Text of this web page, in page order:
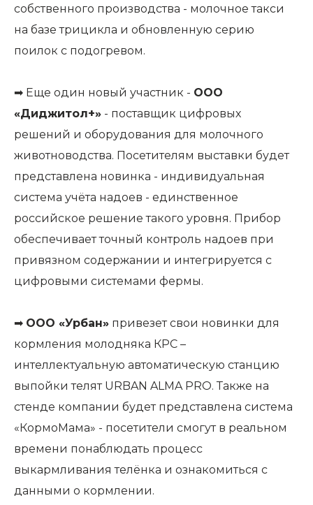
собственного производства - молочное такси
на базе трицикла и обновленную серию
поилок с подогревом.
➡ Еще один новый участник - ООО
«Диджитол+» - поставщик цифровых
решений и оборудования для молочного
животноводства. Посетителям выставки будет
представлена новинка - индивидуальная
система учёта надоев - единственное
российское решение такого уровня. Прибор
обеспечивает точный контроль надоев при
привязном содержании и интегрируется с
цифровыми системами фермы.
➡ ООО «Урбан» привезет свои новинки для
кормления молодняка КРС –
интеллектуальную автоматическую станцию
выпойки телят URBAN ALMA PRO. Также на
стенде компании будет представлена система
«КормоМама» - посетители смогут в реальном
времени понаблюдать процесс
выкармливания телёнка и ознакомиться с
данными о кормлении.